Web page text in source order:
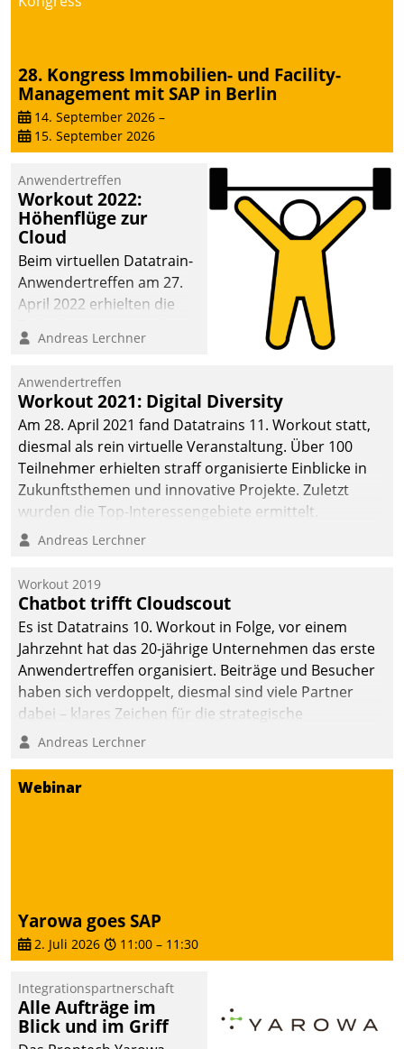
zeigte Datatrain, was es
28. Kongress Immobilien- und Facility-
Management mit SAP in Berlin
14. September 2026 –
15. September 2026
Anwendertreffen
Workout 2022:
Höhenflüge zur
Cloud
Beim virtuellen Datatrain-
Anwendertreffen am 27.
April 2022 erhielten die
Teilnehmer kurzweilige
Cloud-Strategien und -
Lösungen mit hohem
Zukunftspotenzial.
Andreas Lerchner
Anwendertreffen
Workout 2021: Digital Diversity
Am 28. April 2021 fand Datatrains 11. Workout statt,
diesmal als rein virtuelle Veranstaltung. Über 100
Teilnehmer erhielten straff organisierte Einblicke in
Zukunftsthemen und innovative Projekte. Zuletzt
wurden die Top-Interessengebiete ermittelt.
Andreas Lerchner
Workout 2019
Chatbot trifft Cloudscout
Es ist Datatrains 10. Workout in Folge, vor einem
Jahrzehnt hat das 20-jährige Unternehmen das erste
Anwendertreffen organisiert. Beiträge und Besucher
haben sich verdoppelt, diesmal sind viele Partner
dabei – klares Zeichen für die strategische
Fokussierung auf den Kunden.
Andreas Lerchner
Webinar
Yarowa goes SAP
2. Juli 2026 11:00 – 11:30
Integrationspartnerschaft
Alle Aufträge im
Blick und im Griff